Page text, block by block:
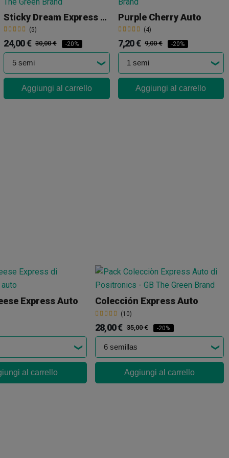
Sticky Dream Express Auto
(5)
24,00 € 30,00 € -20%
Aggiungi al carrello
Purple Cherry Auto
(4)
7,20 € 9,00 € -20%
Aggiungi al carrello
Express Auto
al carrello
Colección Express Auto
(10)
28,00 € 35,00 € -20%
Aggiungi al carrello